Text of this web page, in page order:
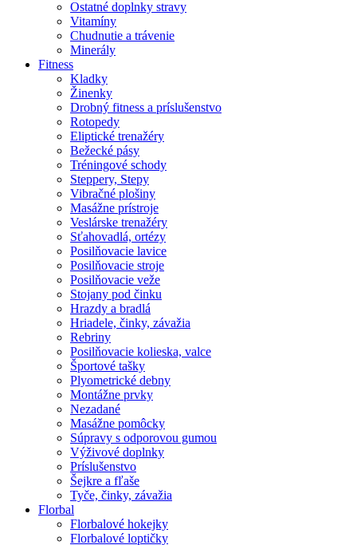
Ostatné doplnky stravy
Vitamíny
Chudnutie a trávenie
Minerály
Fitness
Kladky
Žinenky
Drobný fitness a príslušenstvo
Rotopedy
Eliptické trenažéry
Bežecké pásy
Tréningové schody
Steppery, Stepy
Vibračné plošiny
Masážne prístroje
Veslárske trenažéry
Sťahovadlá, ortézy
Posilňovacie lavice
Posilňovacie stroje
Posilňovacie veže
Stojany pod činku
Hrazdy a bradlá
Hriadele, činky, závažia
Rebriny
Posilňovacie kolieska, valce
Športové tašky
Plyometrické debny
Montážne prvky
Nezadané
Masážne pomôcky
Súpravy s odporovou gumou
Výživové doplnky
Príslušenstvo
Šejkre a fľaše
Tyče, činky, závažia
Florbal
Florbalové hokejky
Florbalové loptičky